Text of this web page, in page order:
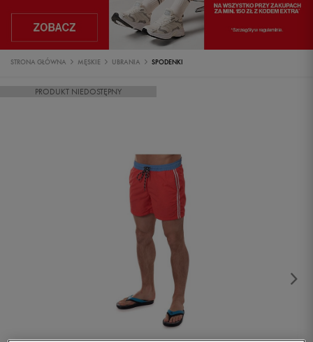
STRONA GŁÓWNA MĘSKIE UBRANIA SPODENKI
PRODUKT NIEDOSTĘPNY